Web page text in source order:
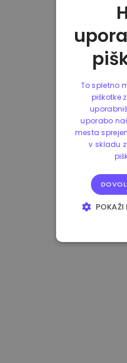
To spletno
piškotke
uporabo
mesta
v skladu
POKAŽI